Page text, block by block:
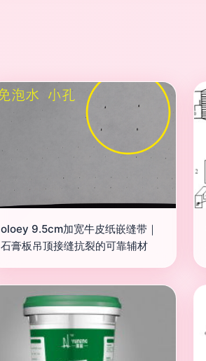
oloey 9.5cm加宽牛皮纸嵌缝带｜
石膏板吊顶接缝抗裂的可靠辅材